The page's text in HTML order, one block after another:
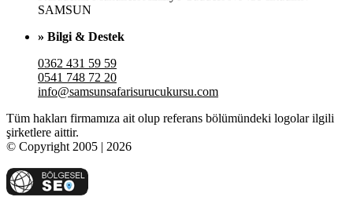
SAMSUN
» Bilgi & Destek
0362 431 59 59
0541 748 72 20
info@samsunsafarisurucukursu.com
Tüm hakları firmamıza ait olup referans bölümündeki logolar ilgili
şirketlere aittir.
© Copyright 2005 | 2026